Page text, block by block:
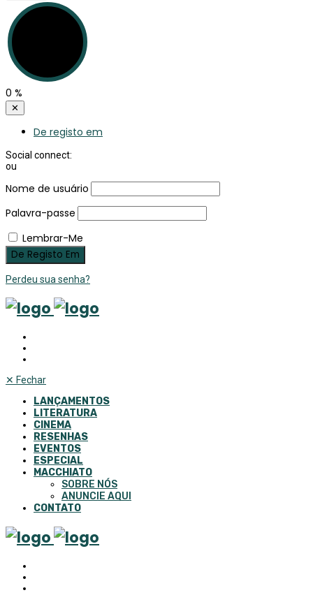
0 %
✕
De registo em
Social connect:
ou
Nome de usuário
Palavra-passe
Lembrar-Me
Perdeu sua senha?
✕ Fechar
LANÇAMENTOS
LITERATURA
CINEMA
RESENHAS
EVENTOS
ESPECIAL
MACCHIATO
SOBRE NÓS
ANUNCIE AQUI
CONTATO